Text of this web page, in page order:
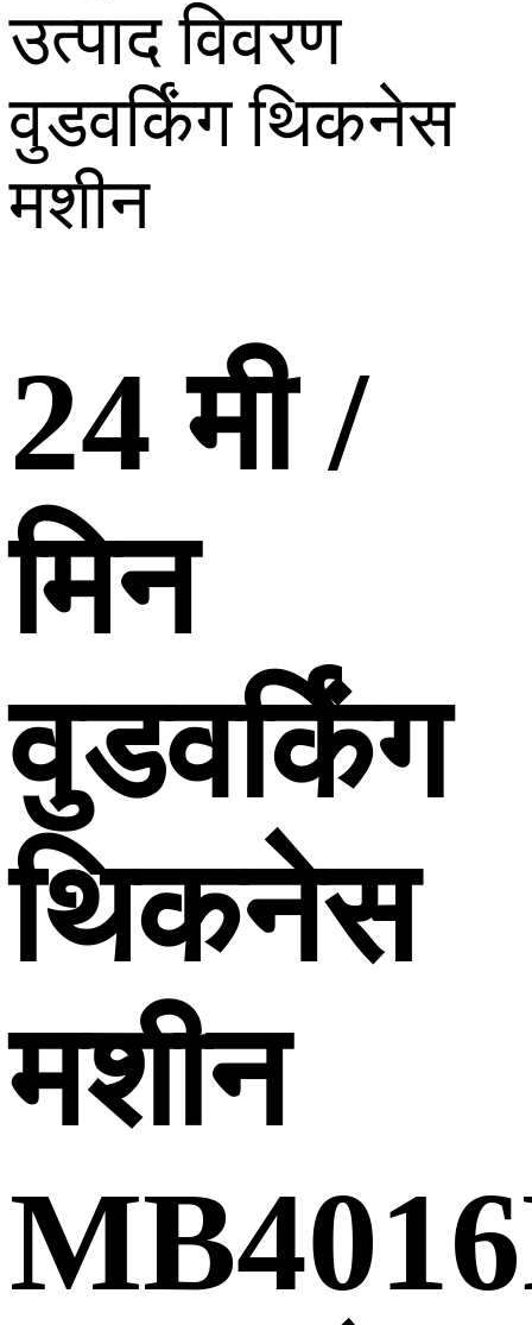
उत्पाद विवरण
वुडवर्किंग थिकनेस
मशीन
24 मी /
मिन
वुडवर्किंग
थिकनेस
मशीन